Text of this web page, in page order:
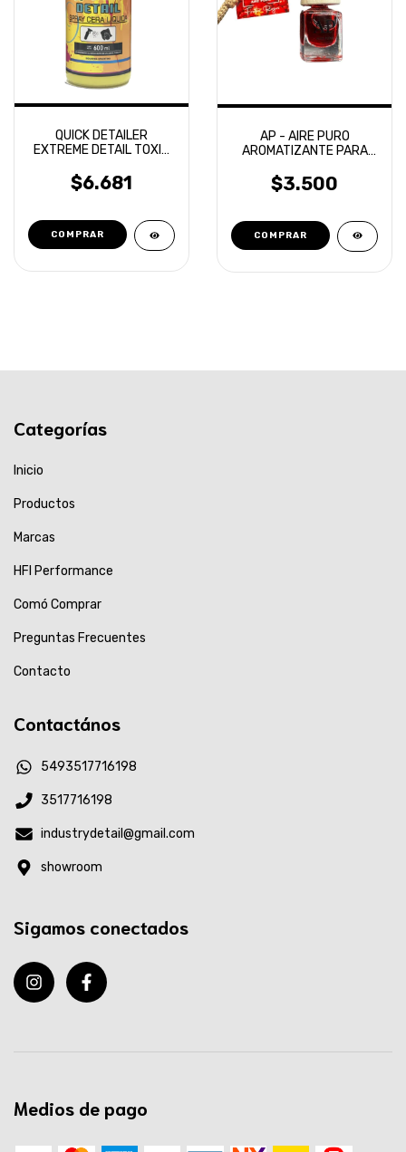
QUICK DETAILER
EXTREME DETAIL TOXIC
$6.681
AP - AIRE PURO
AROMATIZANTE PARA
$3.500
COMPRAR
Categorías
Inicio
Productos
Marcas
HFI Performance
Comó Comprar
Preguntas Frecuentes
Contacto
Contactános
5493517716198
3517716198
industrydetail@gmail.com
showroom
Sigamos conectados
Medios de pago